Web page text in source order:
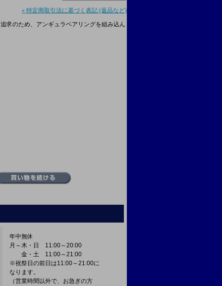
» 特定商取引法に基づく表記 (返品など)
求のため、アンギュラベアリングを組み込ん
年中無休
月～木・日 11:00～20:00
金・土 11:00～21:00
※祝祭日の前日は11:00～21:00に
なります。
（営業時間以外で、お急ぎの方